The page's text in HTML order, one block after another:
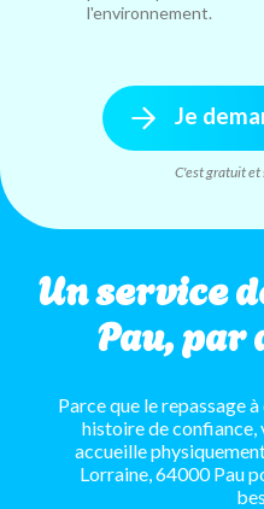
l'environnement.
Je
C'est gratuit et
Un service
Pau, par
Parce que le repassage
histoire de confiance,
accueille
Lorraine, 64000 Pau